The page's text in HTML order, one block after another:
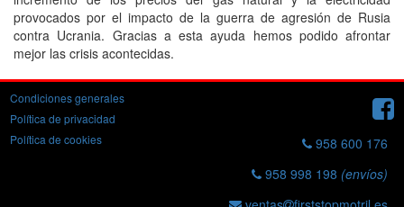
provocados por el impacto de la guerra de agresión de Rusia
contra Ucrania. Gracias a esta ayuda hemos podido afrontar
mejor las crisis acontecidas.
Condiciones generales
Política de privacidad
Política de cookies
958 600 176
958 998 198 (envíos)